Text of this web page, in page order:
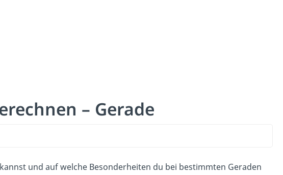
– Gerade
und auf welche Besonderheiten du bei bestimmten Geraden